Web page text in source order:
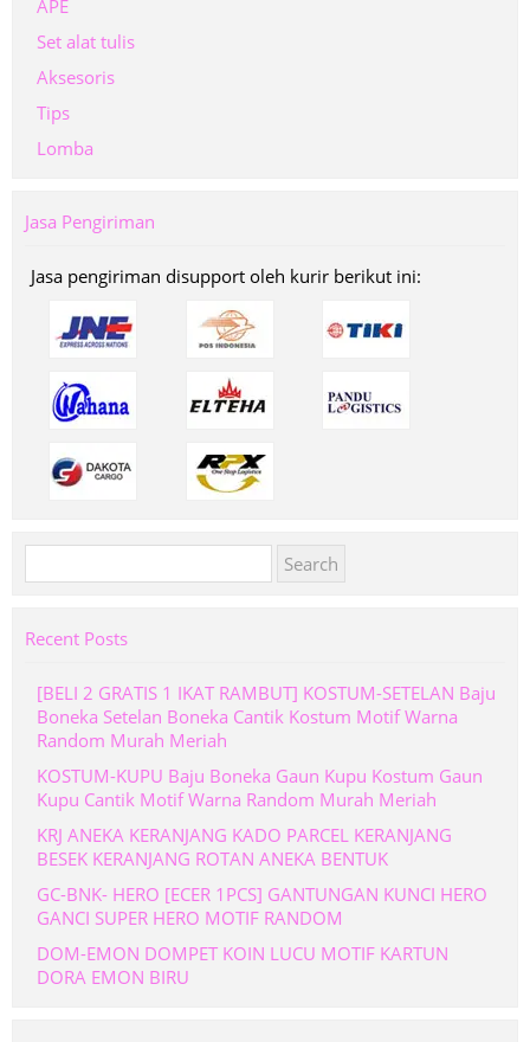
APE
Set alat tulis
Aksesoris
Tips
Lomba
Jasa Pengiriman
Jasa pengiriman disupport oleh kurir berikut ini:
for:
Recent Posts
[BELI 2 GRATIS 1 IKAT RAMBUT] KOSTUM-SETELAN Baju
Boneka Setelan Boneka Cantik Kostum Motif Warna
Random Murah Meriah
KOSTUM-KUPU Baju Boneka Gaun Kupu Kostum Gaun
Kupu Cantik Motif Warna Random Murah Meriah
KRJ ANEKA KERANJANG KADO PARCEL KERANJANG
BESEK KERANJANG ROTAN ANEKA BENTUK
GC-BNK- HERO [ECER 1PCS] GANTUNGAN KUNCI HERO
GANCI SUPER HERO MOTIF RANDOM
DOM-EMON DOMPET KOIN LUCU MOTIF KARTUN
DORA EMON BIRU